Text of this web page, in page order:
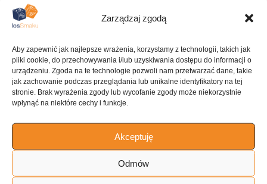
Zarządzaj zgodą
Aby zapewnić jak najlepsze wrażenia, korzystamy z technologii, takich jak
pliki cookie, do przechowywania i/lub uzyskiwania dostępu do informacji o
urządzeniu. Zgoda na te technologie pozwoli nam przetwarzać dane, takie
jak zachowanie podczas przeglądania lub unikalne identyfikatory na tej
stronie. Brak wyrażenia zgody lub wycofanie zgody może niekorzystnie
wpłynąć na niektóre cechy i funkcje.
Akceptuję
Odmów
KUCHNIA
Amerykańska
~4 porcje